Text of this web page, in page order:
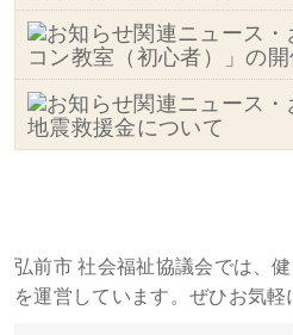
コン教室（初心者）」の
地震救援金について
弘前市 社会福祉協議会では、
を運営しています。ぜひお気軽